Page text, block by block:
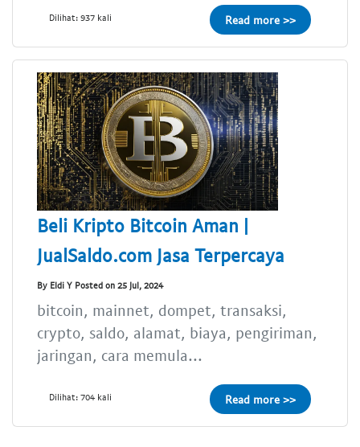
Dilihat: 937 kali Read more >>
Beli Kripto Bitcoin Aman |
JualSaldo.com Jasa Terpercaya
By Eldi Y Posted on 25 Jul, 2024
bitcoin, mainnet, dompet, transaksi,
crypto, saldo, alamat, biaya, pengiriman,
jaringan, cara memula...
Dilihat: 704 kali Read more >>